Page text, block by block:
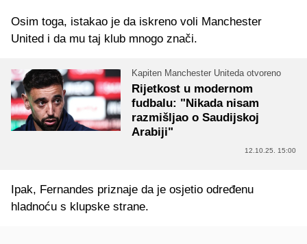
Osim toga, istakao je da iskreno voli Manchester
United i da mu taj klub mnogo znači.
Kapiten Manchester Uniteda otvoreno
Rijetkost u modernom
fudbalu: "Nikada nisam
razmišljao o Saudijskoj
Arabiji"
12.10.25. 15:00
Ipak, Fernandes priznaje da je osjetio određenu
hladnoću s klupske strane.